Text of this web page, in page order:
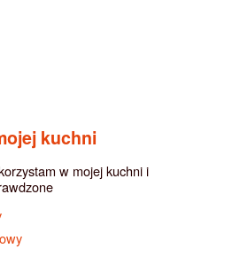
kuchni
w mojej kuchni i